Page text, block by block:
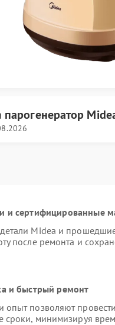
парогенератор
и сертифицированные
Midea и
после ремонта и
и быстрый ремонт
позволяют провести
сроки, минимизируя